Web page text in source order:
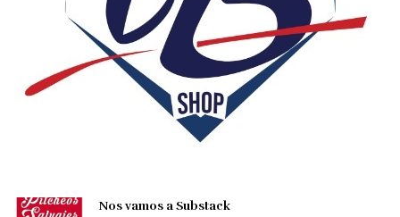
Nos vamos a Substack